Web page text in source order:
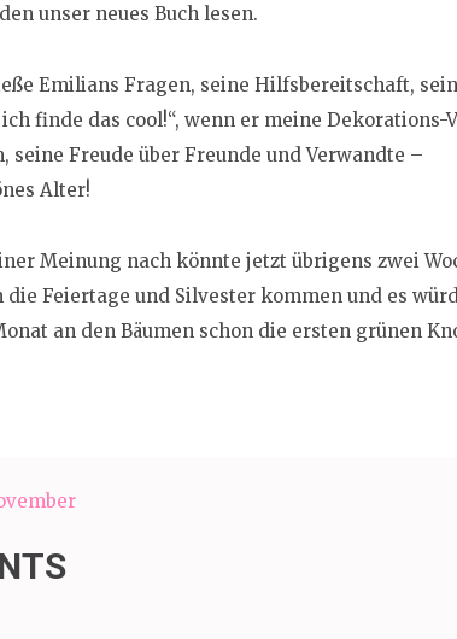
unser neues Buch lesen.
Emilians Fragen, seine Hilfsbereitschaft,
ich finde das cool!“, wenn er meine Dekorations-
seine Freude über Freunde und Verwandte –
Alter!
Meinung nach könnte jetzt übrigens zwei
die Feiertage und Silvester kommen und es
an den Bäumen schon die ersten grünen